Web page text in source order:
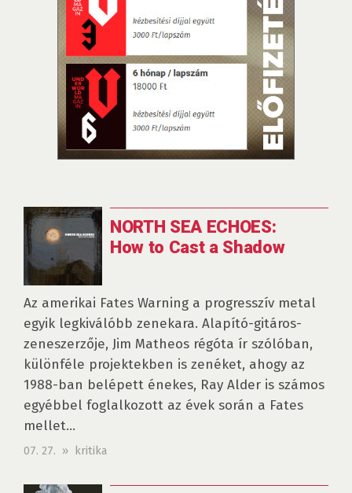
NORTH SEA ECHOES:
How to Cast a Shadow
Az amerikai Fates Warning a progresszív metal
egyik legkiválóbb zenekara. Alapító-gitáros-
zeneszerzője, Jim Matheos régóta ír szólóban,
különféle projektekben is zenéket, ahogy az
1988-ban belépett énekes, Ray Alder is számos
egyébbel foglalkozott az évek során a Fates
mellet...
07. 27. » kritika